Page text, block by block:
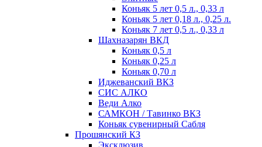
Коньяк 5 лет 0,5 л., 0,33 л
Коньяк 5 лет 0,18 л., 0,25 л.
Коньяк 7 лет 0,5 л., 0,33 л
Шахназарян ВКД
Коньяк 0,5 л
Коньяк 0,25 л
Коньяк 0,70 л
Иджеванский ВКЗ
СИС АЛКО
Веди Алко
САМКОН / Тавинко ВКЗ
Коньяк сувенирный Сабля
Прошянский КЗ
Эксклюзив